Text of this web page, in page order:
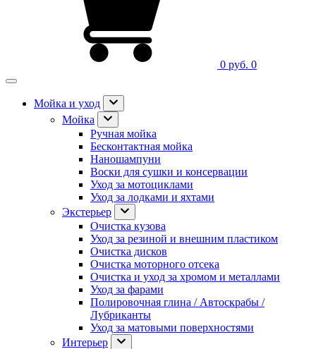
0 руб. 0
Мойка и уход
Мойка
Ручная мойка
Бесконтактная мойка
Наношампуни
Воски для сушки и консервации
Уход за мотоциклами
Уход за лодками и яхтами
Экстерьер
Очистка кузова
Уход за резиной и внешним пластиком
Очистка дисков
Очистка моторного отсека
Очистка и уход за хромом и металлами
Уход за фарами
Полировочная глина / Автоскрабы /
Лубриканты
Уход за матовыми поверхностями
Интерьер